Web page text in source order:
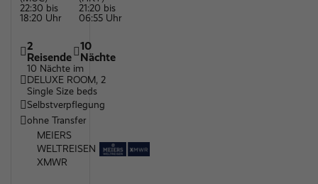
22:30 bis
18:20 Uhr
21:20 bis
06:55 Uhr
2
Reisende
10
Nächte
10 Nächte im
DELUXE ROOM, 2
Single Size beds
Selbstverpflegung
ohne Transfer
MEIERS
WELTREISEN
XMWR